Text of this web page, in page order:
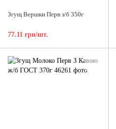
Згущ Вершки Перв з/б 350г
77.11 грн/шт.